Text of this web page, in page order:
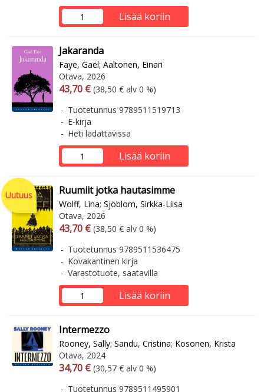
Lisää koriin
Jakaranda
Faye, Gaël; Aaltonen, Einari
Otava, 2026
Arvonlisäverollinen hinta
43,70 € Arvonlisäveroton hinta
(38,50 € alv 0 %)
Tuotetunnus 9789511519713
E-kirja
Heti ladattavissa
Lisää koriin
Uutuus Ruumiit jotka hautasimme
Wolff, Lina; Sjöblom, Sirkka-Liisa
Otava, 2026
Arvonlisäverollinen hinta
43,70 € Arvonlisäveroton hinta
(38,50 € alv 0 %)
Tuotetunnus 9789511536475
Kovakantinen kirja
Varastotuote, saatavilla
Lisää koriin
Intermezzo
Rooney, Sally; Sandu, Cristina; Kosonen, Krista
Otava, 2024
Arvonlisäverollinen hinta
34,70 € Arvonlisäveroton hinta
(30,57 € alv 0 %)
Tuotetunnus 9789511495901